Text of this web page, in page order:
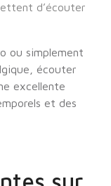
d’écouter
ou simplement
écouter
excellente
et des